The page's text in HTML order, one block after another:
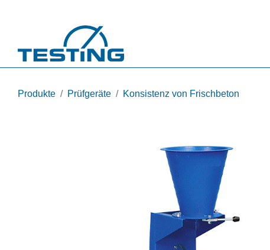
Produkte Prüfgeräte Konsistenz von Frischbeton